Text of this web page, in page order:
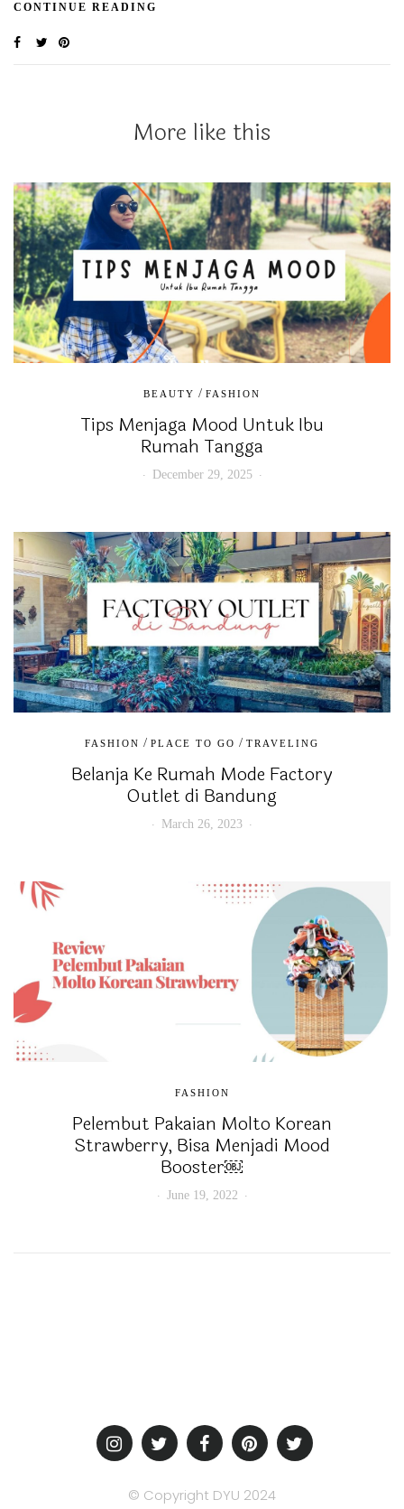
CONTINUE READING
More like this
BEAUTY / FASHION
Tips Menjaga Mood Untuk Ibu
Rumah Tangga
December 29, 2025
FASHION / PLACE TO GO / TRAVELING
Belanja Ke Rumah Mode Factory
Outlet di Bandung
March 26, 2023
FASHION
Pelembut Pakaian Molto Korean
Strawberry, Bisa Menjadi Mood
Booster￼
June 19, 2022
© Copyright DYU 2024